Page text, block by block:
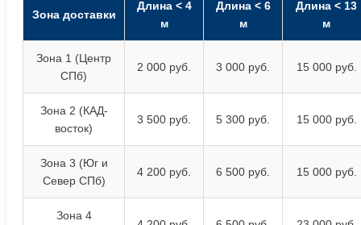
Зона доставки
Длина < 4
м
Длина < 6
м
Длина < 13
м
Зона 1 (Центр
СПб)
2 000 руб. 3 000 руб. 15 000 руб.
Зона 2 (КАД-
восток)
3 500 руб. 5 300 руб. 15 000 руб.
Зона 3 (Юг и
Север СПб)
4 200 руб. 6 500 руб. 15 000 руб.
Зона 4